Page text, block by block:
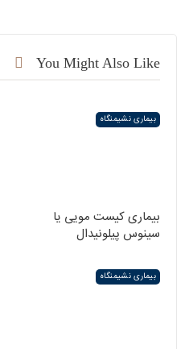
You Might Also Like
بیماری نشیمنگاه
بیماری کیست مویی یا
سینوس پیلونیدال
بیماری نشیمنگاه